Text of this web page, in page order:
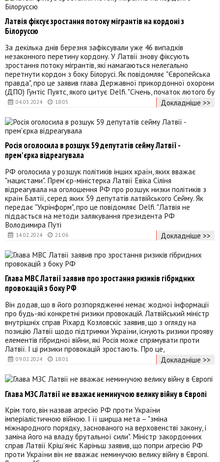
04.03.2024 18:05
Латвія фіксує зростання потоку мігрантів на кордоні з
Білоруссю
За декілька днів березня зафіксували уже 46 випадків
незаконного перетину кордону. У Латвії знову фіксують
зростання потоку мігрантів, які намагаються нелегально
перетнути кордон з боку Білорусі. Як повідомляє "Європейська
правда", про це заявив глава Державної прикордонної охорони
(ДПО) Гунтіс Пуятс, якого цитує Delfi. "Січень, початок лютого бу
Докладніше >>
14.02.2024 21:06
Росія оголосила в розшук 59 депутатів сейму Латвії -
прем'єрка відреагувала
РФ оголосила у розшук політиків інших країн, яких вважає
"нацистами". Прем’єр-міністерка Латвії Евіка Сіліня
відреагувала на оголошення РФ про розшук низки політиків з
країн Балтії, серед яких 59 депутатів латвійського Сейму. Як
передає "Укрінформ", про це повідомляє Delfi. "Латвія не
піддасться на методи залякування президента РФ
Володимира Путі
Докладніше >>
09.02.2024 18:01
Глава МВС Латвії заявив про зростання ризиків гібридних
провокацій з боку РФ
Він додав, що в його розпорядженні немає жодної інформації
про будь-які конкретні ризики провокацій. Латвійський міністр
внутрішніх справ Ріхард Козловскіс заявив, що з огляду на
позицію Латвії щодо підтримки України, існують ризики прояву
елементів гібридної війни, які Росія може спрямувати проти
Латвії. І ці ризики провокацій зростають. Про це,
Докладніше >>
Глава МЗС Латвії не вважає неминучою велику війну в Європі
Крім того, він назвав агресію РФ проти України
імперіалістичною війною. І її ширша мета – "зміна
міжнародного порядку, заснованого на верховенстві закону, і
заміна його на владу брутальної сили". Міністр закордонних
справ Латвії Кріш’яніс Каріньш заявив, що попри агресію РФ
проти України він не вважає неминучою велику війну в Європі.